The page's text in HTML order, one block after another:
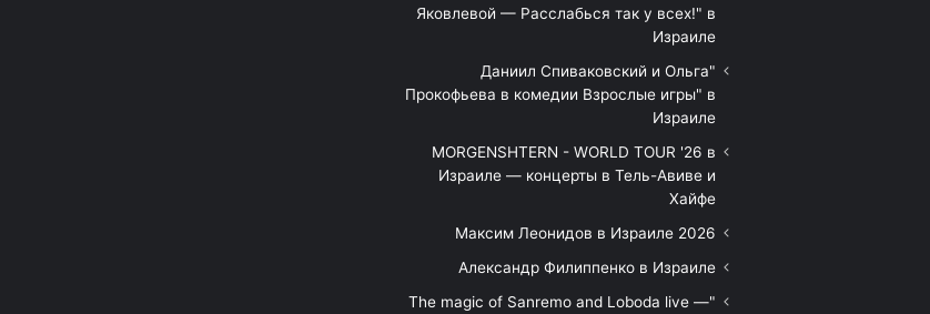
Яковлевой — Расслабься так у всех!" в
Израиле
"Даниил Спиваковский и Ольга
Прокофьева в комедии Взрослые игры" в
Израиле
MORGENSHTERN - WORLD TOUR '26 в
Израиле — концерты в Тель-Авиве и
Хайфе
Максим Леонидов в Израиле 2026
Александр Филиппенко в Израиле
"The magic of Sanremo and Loboda live —